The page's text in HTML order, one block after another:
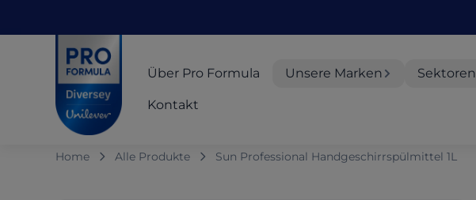
Über Pro Formula Unsere Marken Sektoren
Kontakt
Home Alle Produkte Sun Professional Handgeschirrspülmittel 1L